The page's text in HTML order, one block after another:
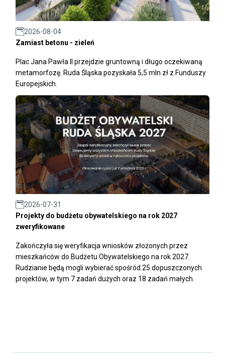
2026-08-04
Zamiast betonu - zieleń
Plac Jana Pawła II przejdzie gruntowną i długo oczekiwaną
metamorfozę. Ruda Śląska pozyskała 5,5 mln zł z Funduszy
Europejskich.
2026-07-31
Projekty do budżetu obywatelskiego na rok 2027
zweryfikowane
Zakończyła się weryfikacja wniosków złożonych przez
mieszkańców do Budżetu Obywatelskiego na rok 2027.
Rudzianie będą mogli wybierać spośród 25 dopuszczonych
projektów, w tym 7 zadań dużych oraz 18 zadań małych.